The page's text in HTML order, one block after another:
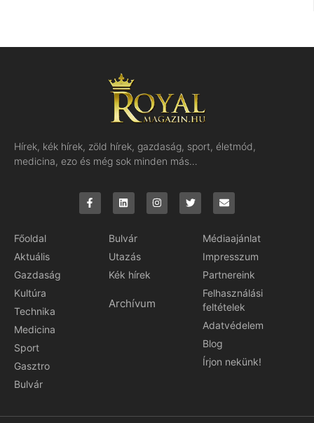
Hírek, kék hírek, zöld hírek, gazdaság, sport, életmód,
medicina, ezo és még sok minden más…
Főoldal
Aktuális
Gazdaság
Kultúra
Technika
Medicina
Sport
Gasztro
Bulvár
Bulvár
Utazás
Kék hírek
Archívum
Médiaajánlat
Impresszum
Partnereink
Felhasználási
feltételek
Adatvédelem
Blog
Írjon nekünk!